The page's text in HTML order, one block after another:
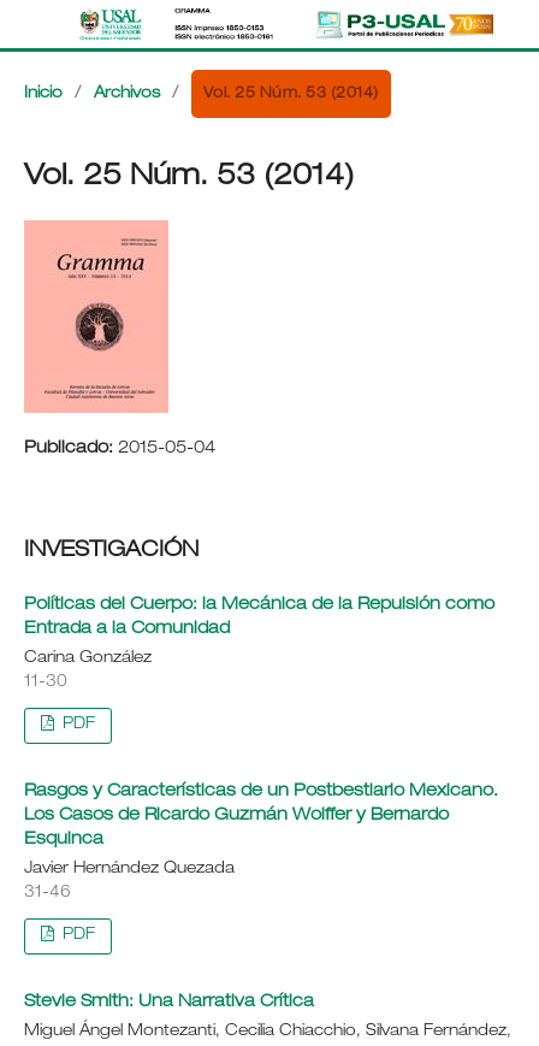
Inicio / Archivos / Vol. 25 Núm. 53 (2014)
Vol. 25 Núm. 53 (2014)
Publicado: 2015-05-04
INVESTIGACIÓN
Políticas del Cuerpo: la Mecánica de la Repulsión como
Entrada a la Comunidad
Carina González
11-30
PDF
Rasgos y Características de un Postbestiario Mexicano.
Los Casos de Ricardo Guzmán Wolffer y Bernardo
Esquinca
Javier Hernández Quezada
31-46
PDF
Stevie Smith: Una Narrativa Crítica
Miguel Ángel Montezanti, Cecilia Chiacchio, Silvana Fernández,